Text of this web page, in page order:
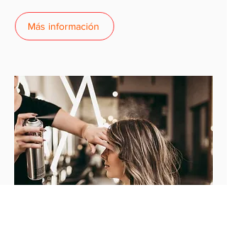
Más información